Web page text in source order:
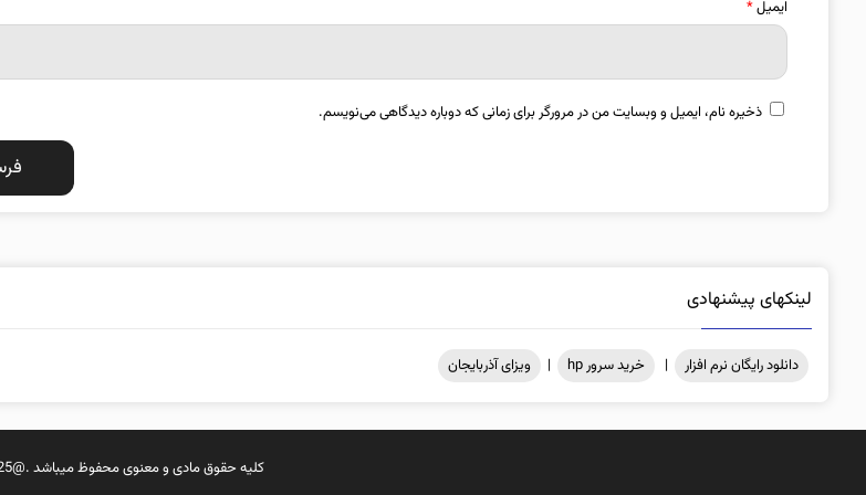
ایمیل*
ذخیره نام، ایمیل و وبسایت من در مرورگر برای زمانی که دوباره دیدگاهی می‌نویسم.
لینکهای پیشنهادی
دانلود رایگان نرم افزار | خرید سرور hp | ویزای آذربایجان
کلیه حقوق مادی و معنوی محفوظ میباشد .@2025